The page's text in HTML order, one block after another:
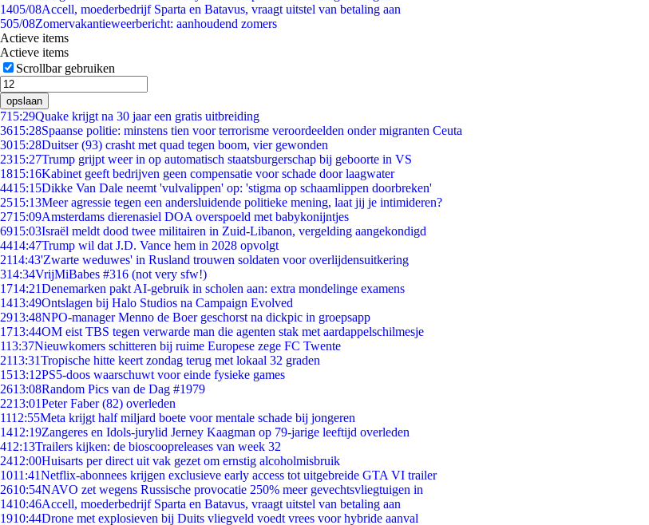
1405/08Accell, moederbedrijf Sparta en Batavus, vraagt uitstel van betaling aan
505/08Zomervakantieweerbericht: aanhoudend zomers
Actieve items
Actieve items
Scrollbar gebruiken
opslaan
715:29Quake krijgt na 30 jaar een gratis uitbreiding
3615:28Spaanse politie: minstens tien voor terrorisme veroordeelden onder migranten Ceuta
3015:28Duitser (93) crasht met quad tegen boom, vier gewonden
2315:27Trump grijpt weer in op automatisch staatsburgerschap bij geboorte in VS
1815:16Kabinet geeft bedrijven geen compensatie voor schade door laagwater
4415:15Dikke Van Dale neemt 'vulvalippen' op: 'stigma op schaamlippen doorbreken'
2515:13Meer agressie tegen een andersluidende politieke mening, laat jij je intimideren?
2715:09Amsterdams dierenasiel DOA overspoeld met babykonijntjes
6915:03Israël meldt dood twee militairen in Zuid-Libanon, vergelding aangekondigd
4414:47Trump wil dat J.D. Vance hem in 2028 opvolgt
2114:43'Zwarte weduwes' in Rusland trouwen soldaten voor overlijdensuitkering
314:34VrijMiBabes #316 (not very sfw!)
1714:21Denemarken pakt AI-gebruik in scholen aan: extra mondelinge examens
1413:49Ontslagen bij Halo Studios na Campaign Evolved
2913:48NPO-manager Menno de Boer geschorst na dickpic in groepsapp
1713:44OM eist TBS tegen verwarde man die agenten stak met aardappelschilmesje
113:37Nieuwkomers schitteren bij ruime Europese zege FC Twente
2113:31Tropische hitte keert zondag terug met lokaal 32 graden
1513:12PS5-doos waarschuwt voor einde fysieke games
2613:08Random Pics van de Dag #1979
2213:01Peter Faber (82) overleden
1112:55Meta krijgt half miljard boete voor mentale schade bij jongeren
1412:19Zangeres en Idols-jurylid Jerney Kaagman op 79-jarige leeftijd overleden
412:13Trailers kijken: de bioscoopreleases van week 32
2412:00Huisarts per direct uit vak gezet om ernstig alcoholmisbruik
1011:41Netflix-abonnees krijgen exclusieve early access tot uitgebreide GTA VI trailer
2610:54NAVO zet wegens Russische provocatie 250% meer gevechtsvliegtuigen in
1410:46Accell, moederbedrijf Sparta en Batavus, vraagt uitstel van betaling aan
1910:44Drone met explosieven bij Duits vliegveld voedt vrees voor hybride aanval